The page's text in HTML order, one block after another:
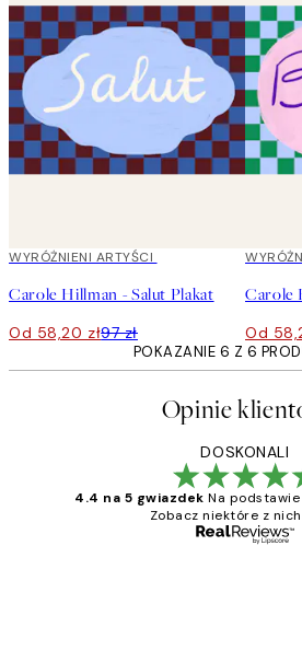
40%*
WYRÓŻNIENI ARTYŚCI
Carole Hillman - Salut Plakat
Od 58,20 zł97 zł
40%*
Carole
Od
POKAZANIE 6 Z 6
Opinie
DOSKONALI
4.4 na 5 gwiazdek Na
Zobacz niektóre z